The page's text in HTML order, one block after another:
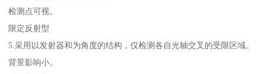
检测点可视。
限定反射型
5.采用以发射器和为角度的结构，仅检测各自光轴交叉的受限区域。
背景影响小。